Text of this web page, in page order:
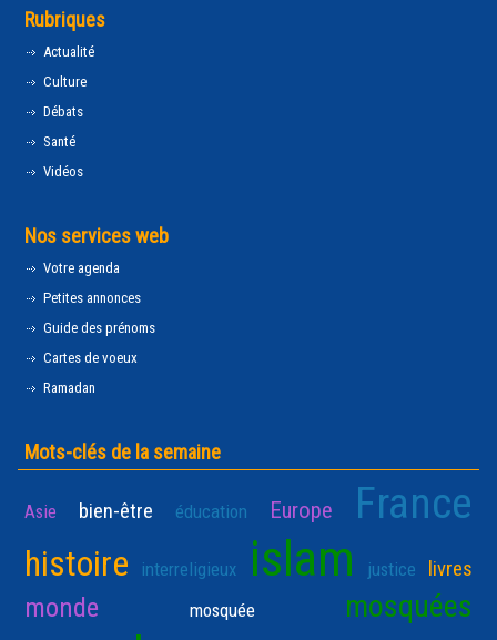
Rubriques
Actualité
Culture
Débats
Santé
Vidéos
Nos services web
Votre agenda
Petites annonces
Guide des prénoms
Cartes de voeux
Ramadan
Mots-clés de la semaine
Asie bien-être éducation Europe France
histoire interreligieux islam justice livres
monde mosquée mosquées